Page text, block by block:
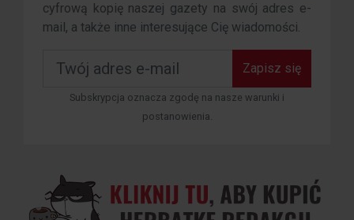
cyfrową kopię naszej gazety na swój adres e-
mail, a także inne interesujące Cię wiadomości.
Zapisz się
Subskrypcja oznacza zgodę na nasze warunki i
postanowienia.